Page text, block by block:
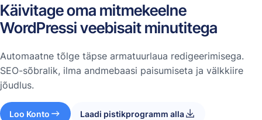
Käivitage oma mitmekeelne
WordPressi veebisait minutitega
Automaatne tõlge täpse armatuurlaua redigeerimisega.
SEO-sõbralik, ilma andmebaasi paisumiseta ja välkkiire
jõudlus.
Loo Konto Laadi pistikprogramm alla